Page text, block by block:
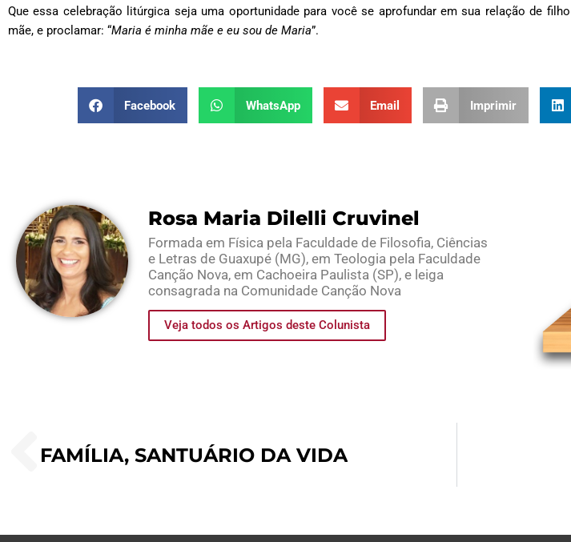
Que essa celebração litúrgica seja uma oportunidade para você se aprofundar em sua relação de
mãe, e proclamar: “Maria é minha mãe e eu sou de Maria”.
Facebook WhatsApp Email Imprimir
Rosa Maria Dilelli Cruvinel
Formada em Física pela Faculdade de Filosofia, Ciências
e Letras de Guaxupé (MG), em Teologia pela Faculdade
Canção Nova, em Cachoeira Paulista (SP), e leiga
consagrada na Comunidade Canção Nova
Veja todos os Artigos deste Colunista
FAMÍLIA, SANTUÁRIO DA VIDA